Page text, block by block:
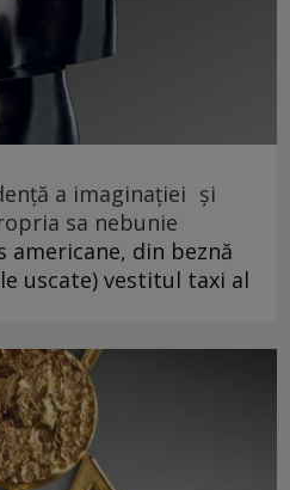
a imaginației și
sa nebunie
americane, din beznă
uscate) vestitul taxi al